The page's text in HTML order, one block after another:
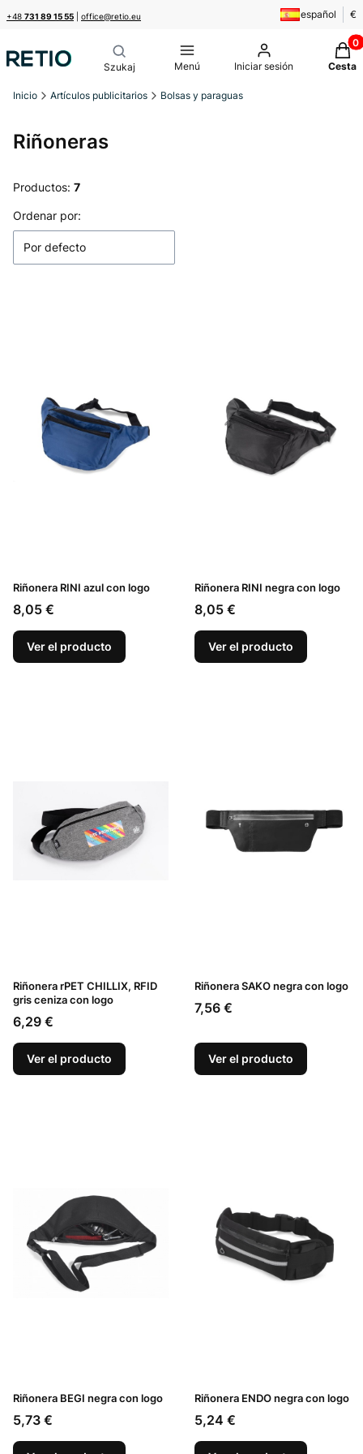
+48 731 89 15 55 office@retio.eu español €
Menú Iniciar sesión Cesta
Inicio Artículos publicitarios Bolsas y paraguas
Riñoneras
Productos: 7
Lista de productos
Ordenar por:
Por defecto
Riñonera RINI azul con logo
Precio
8,05 €
Ver el producto
Riñonera RINI negra con logo
Precio
8,05 €
Ver el producto
Riñonera rPET CHILLIX, RFID
gris ceniza con logo
Precio
6,29 €
Ver el producto
Riñonera SAKO negra con logo
Precio
7,56 €
Ver el producto
Riñonera BEGI negra con logo
Precio
5,73 €
Riñonera ENDO negra con logo
Precio
5,24 €